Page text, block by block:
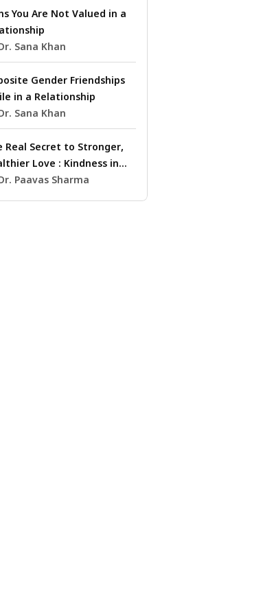
You Are Not Valued in a
Sana Khan
Gender Friendships
in a Relationship
Sana Khan
Real Secret to Stronger,
Love : Kindness in
Paavas Sharma